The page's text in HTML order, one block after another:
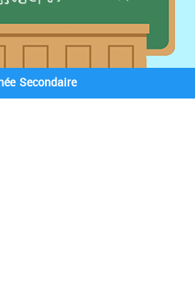
Secondaire